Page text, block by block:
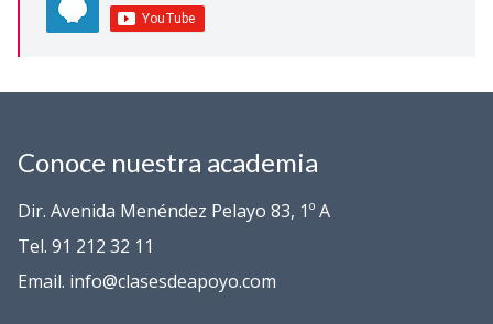
Conoce nuestra academia
Dir. Avenida Menéndez Pelayo 83, 1º A
Tel. 91 212 32 11
Email. info@clasesdeapoyo.com